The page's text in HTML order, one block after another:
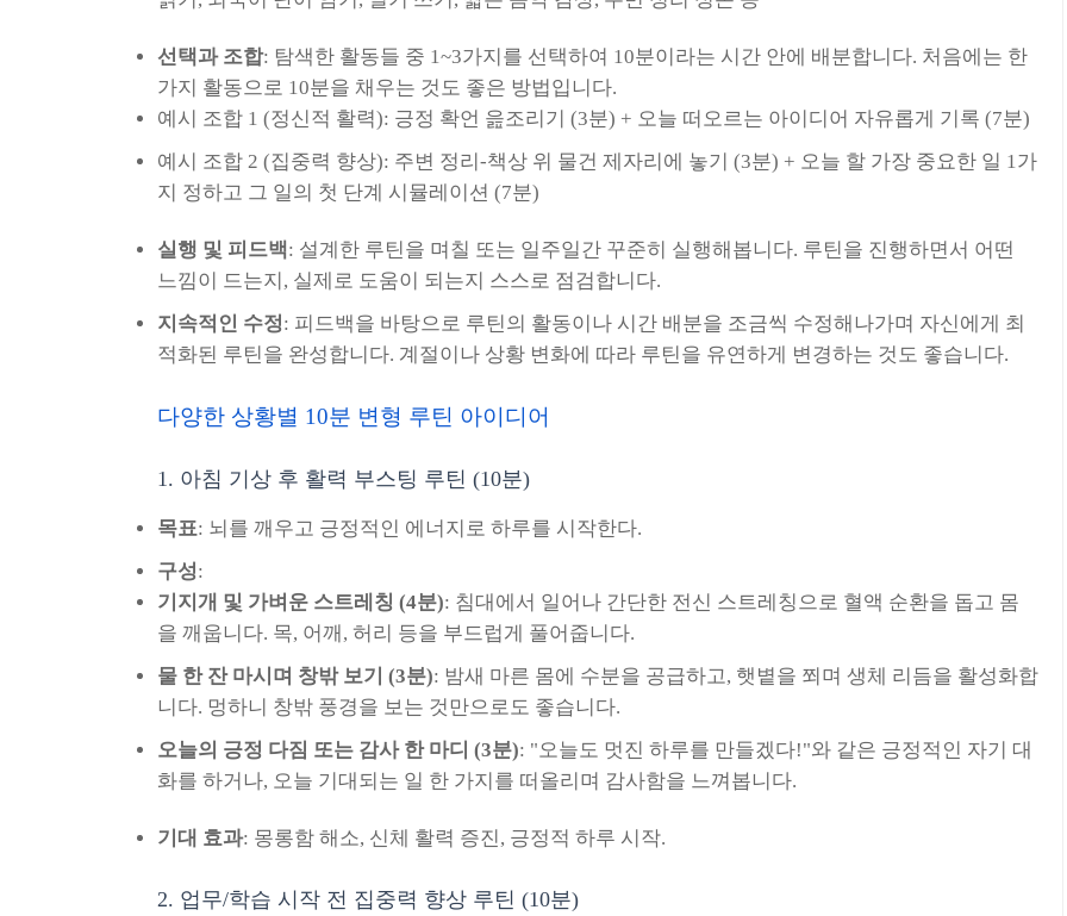
선택과 조합: 탐색한 활동들 중 1~3가지를 선택하여 10분이라는 시간 안에 배분합니다. 처음에는 한
가지 활동으로 10분을 채우는 것도 좋은 방법입니다.
예시 조합 1 (정신적 활력): 긍정 확언 읊조리기 (3분) + 오늘 떠오르는 아이디어 자유롭게 기록 (7분)
예시 조합 2 (집중력 향상): 주변 정리-책상 위 물건 제자리에 놓기 (3분) + 오늘 할 가장 중요한 일 1가
지 정하고 그 일의 첫 단계 시뮬레이션 (7분)
실행 및 피드백: 설계한 루틴을 며칠 또는 일주일간 꾸준히 실행해봅니다. 루틴을 진행하면서 어떤
느낌이 드는지, 실제로 도움이 되는지 스스로 점검합니다.
지속적인 수정: 피드백을 바탕으로 루틴의 활동이나 시간 배분을 조금씩 수정해나가며 자신에게 최
적화된 루틴을 완성합니다. 계절이나 상황 변화에 따라 루틴을 유연하게 변경하는 것도 좋습니다.
다양한 상황별 10분 변형 루틴 아이디어
1. 아침 기상 후 활력 부스팅 루틴 (10분)
목표: 뇌를 깨우고 긍정적인 에너지로 하루를 시작한다.
구성:
기지개 및 가벼운 스트레칭 (4분): 침대에서 일어나 간단한 전신 스트레칭으로 혈액 순환을 돕고 몸
을 깨웁니다. 목, 어깨, 허리 등을 부드럽게 풀어줍니다.
물 한 잔 마시며 창밖 보기 (3분): 밤새 마른 몸에 수분을 공급하고, 햇볕을 쬐며 생체 리듬을 활성화합
니다. 멍하니 창밖 풍경을 보는 것만으로도 좋습니다.
오늘의 긍정 다짐 또는 감사 한 마디 (3분): "오늘도 멋진 하루를 만들겠다!"와 같은 긍정적인 자기 대
화를 하거나, 오늘 기대되는 일 한 가지를 떠올리며 감사함을 느껴봅니다.
기대 효과: 몽롱함 해소, 신체 활력 증진, 긍정적 하루 시작.
2. 업무/학습 시작 전 집중력 향상 루틴 (10분)